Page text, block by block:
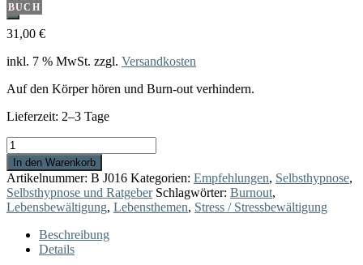
BUCH
31,00 €
inkl. 7 % MwSt. zzgl. Versandkosten
Auf den Körper hören und Burn-out verhindern.
Lieferzeit: 2–3 Tage
20
Minuten
Pause
Menge
In den Warenkorb
Artikelnummer: B J016 Kategorien: Empfehlungen, Selbsthypnose,
Selbsthypnose und Ratgeber Schlagwörter: Burnout,
Lebensbewältigung, Lebensthemen, Stress / Stressbewältigung
Beschreibung
Details